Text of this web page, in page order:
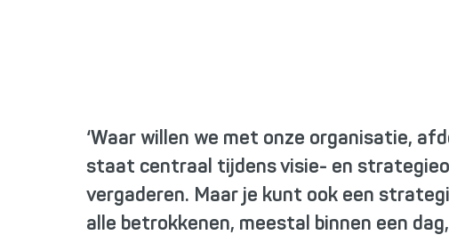
‘Waar willen we met onze organisatie,
staat centraal tijdens visie- en
vergaderen. Maar je kunt ook een
alle betrokkenen, meestal binnen een